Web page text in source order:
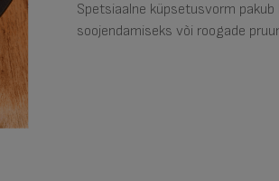
Spetsiaalne küpsetusvorm
soojendamiseks või roogade